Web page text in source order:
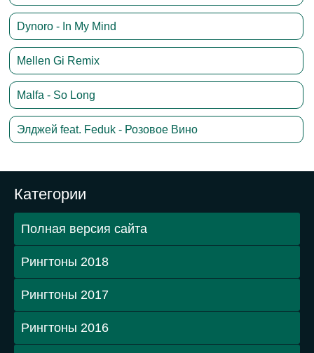
Dynoro - In My Mind
Mellen Gi Remix
Malfa - So Long
Элджей feat. Feduk - Розовое Вино
Категории
Полная версия сайта
Рингтоны 2018
Рингтоны 2017
Рингтоны 2016